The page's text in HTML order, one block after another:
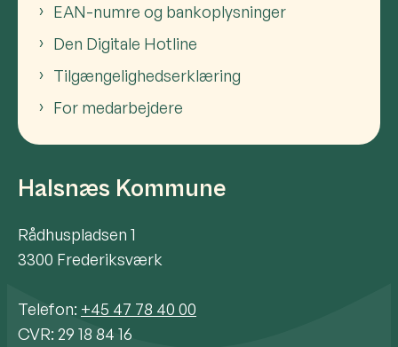
EAN-numre og bankoplysninger
Den Digitale Hotline
Tilgængelighedserklæring
For medarbejdere
Halsnæs Kommune
Rådhuspladsen 1
3300 Frederiksværk
Telefon: +45 47 78 40 00
CVR: 29 18 84 16